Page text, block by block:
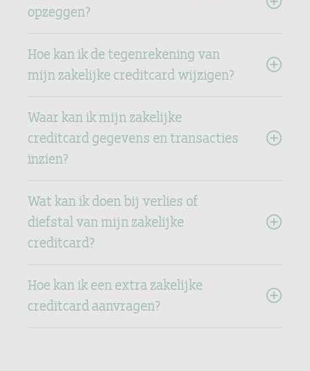
opzeggen?
Hoe kan ik de tegenrekening van
mijn zakelijke creditcard wijzigen?
Waar kan ik mijn zakelijke
creditcard gegevens en transacties
inzien?
Wat kan ik doen bij verlies of
diefstal van mijn zakelijke
creditcard?
Hoe kan ik een extra zakelijke
creditcard aanvragen?